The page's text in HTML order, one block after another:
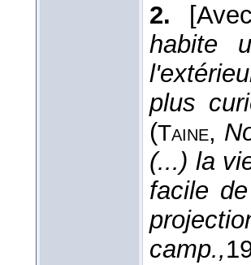
2.
habite
plus
(Taine,
(...) la
facile
camp.,